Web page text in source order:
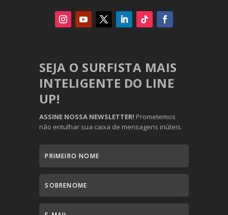
SEJA O SURFISTA MAIS
INTELIGENTE DO LINE
UP!
ASSINE NOSSA NEWSLETTER! Prometemos
não entulhar sua caixa de mensagens inúteis.